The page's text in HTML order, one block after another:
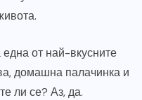
от най-вкусните
домашна палачинка и
ли се? Аз, да.